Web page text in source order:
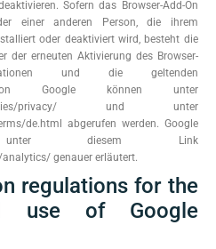
Sofern das Browser-Add-On
einer anderen Person, die ihrem
oder deaktiviert wird, besteht die
der erneuten Aktivierung des Browser-
und die geltenden
von Google können unter
policies/privacy/ und unter
de.html abgerufen werden. Google
diesem Link
genauer erläutert.
regulations for the
use of Google